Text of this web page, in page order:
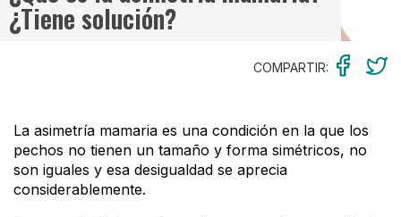
¿Tiene solución?
COMPARTIR:
La asimetría mamaria es una condición en la que los
pechos no tienen un tamaño y forma simétricos, no
son iguales y esa desigualdad se aprecia
considerablemente.